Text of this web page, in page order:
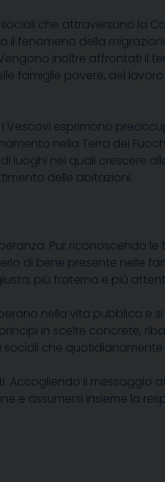
che attraversano la
il fenomeno della
inoltre affrontati il
famiglie povere, del
Vescovi esprimono
nella Terra dei
luoghi nei quali crescere
delle abitazioni.
Pur riconoscendo
di bene presente nelle
più fraterna e più
nella vita pubblica e
in scelte concrete,
che
Accogliendo il
e assumersi insieme la